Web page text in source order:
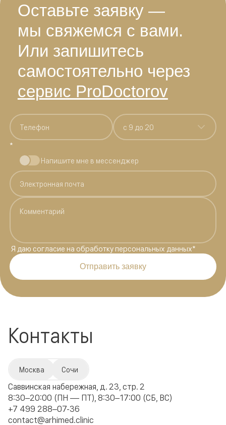
Оставьте заявку —
мы свяжемся с вами.
Или запишитесь
самостоятельно через
сервис ProDoctorov
*
c 9 до 20
Напишите мне в мессенджер
Я даю согласие на обработку персональных данных*
Отправить заявку
Контакты
Москва Сочи
Саввинская набережная, д. 23, стр. 2
8:30–20:00 (ПН — ПТ), 8:30–17:00 (СБ, ВС)
+7 499 288–07-36
contact@arhimed.clinic